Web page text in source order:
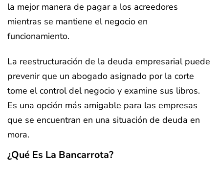
la mejor manera de pagar a los acreedores
mientras se mantiene el negocio en
funcionamiento.
La reestructuración de la deuda empresarial puede
prevenir que un abogado asignado por la corte
tome el control del negocio y examine sus libros.
Es una opción más amigable para las empresas
que se encuentran en una situación de deuda en
mora.
¿Qué Es La Bancarrota?